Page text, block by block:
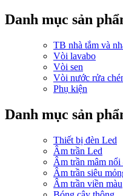
Danh mục sản
TB nhà tắm và
Vòi lavabo
Vòi sen
Vòi nước rửa
Phụ kiện
Danh mục sản
Thiết bị đèn Led
Âm trần Led
Âm trần mâm nổi
Âm trần siêu
Âm trần viền màu